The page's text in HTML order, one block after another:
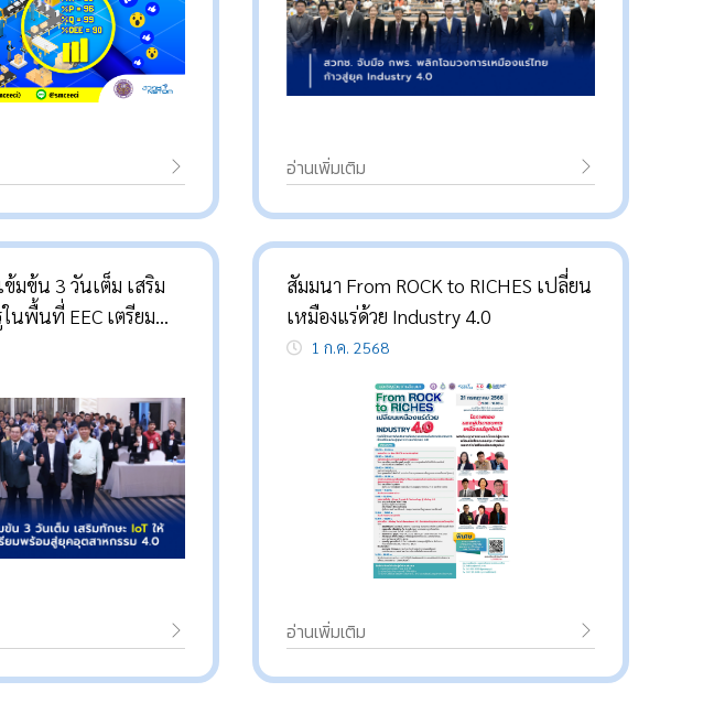
อ่านเพิ่มเติม
มข้น 3 วันเต็ม เสริม
นพื้นที่ EEC เตรียม
รรม 4.0
สัมมนา From ROCK to RICHES เปลี่ยน
เหมืองแร่ด้วย Industry 4.0
1 ก.ค. 2568
อ่านเพิ่มเติม